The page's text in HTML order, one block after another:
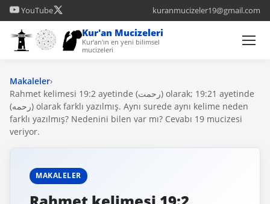
YouTube kuranmucizeler19@gmail.com
Kur'an Mucizeleri
Kur'an'ın en yeni bilimsel
mucizeleri
Makaleler›
Rahmet kelimesi 19:2 ayetinde (رحمت) olarak; 19:21 ayetinde
(رحمه) olarak farklı yazılmış. Aynı surede aynı kelime neden
farklı yazılmış? Nedenini bilen var mı? Cevabı 19 mucizesi
veriyor.
MAKALELER